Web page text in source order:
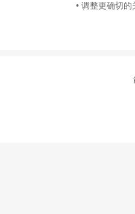
• 调整更确切